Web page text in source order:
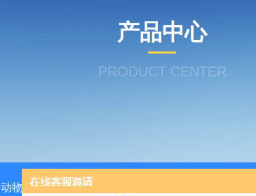
产品中心
PRODUCT CENTER
动物实验外包 北京